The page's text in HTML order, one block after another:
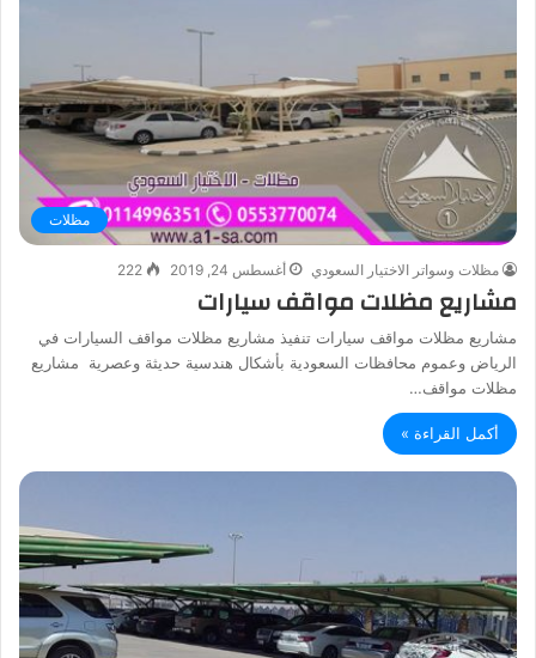
مظلات
مظلات وسواتر الاختيار السعودي أغسطس 24, 2019 222
مشاريع مظلات مواقف سيارات
مشاريع مظلات مواقف سيارات تنفيذ مشاريع مظلات مواقف السيارات في
الرياض وعموم محافظات السعودية بأشكال هندسية حديثة وعصرية مشاريع
مظلات مواقف…
أكمل القراءة »